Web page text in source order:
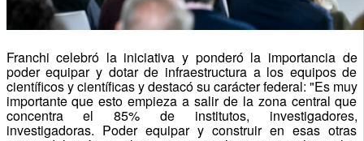
Franchi celebró la iniciativa y ponderó la importancia de
poder equipar y dotar de infraestructura a los equipos de
científicos y científicas y destacó su carácter federal: "Es muy
importante que esto empieza a salir de la zona central que
concentra el 85% de institutos, investigadores,
investigadoras. Poder equipar y construir en esas otras